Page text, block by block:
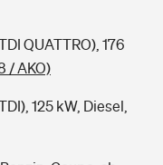
QUATTRO), 176
/ AKO)
125 kW, Diesel,